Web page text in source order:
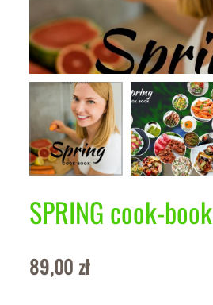
SPRING cook-book
89,00 zł